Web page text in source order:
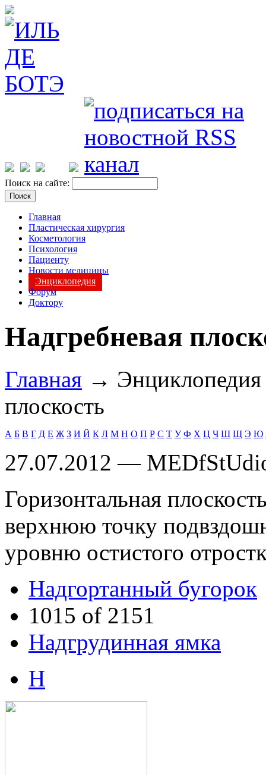
Поиск на сайте:
Главная
Пластическая хирургия
Косметология
Психология
Пациенту
Новости медицины
Энциклопедия
Форум
Доктору
Надгребневая
Главная →
плоскость
А Б В Г Д Е Ж З И Й К Л М Н О П Р С Т У Ф Х Ц Ч Ш Щ Э Ю
27.07.2012 —
Горизонтальная
верхнюю точку
уровню остистого
Надгортанный бугорок
1015 of 2151
Надгрудинная ямка
Н